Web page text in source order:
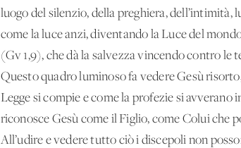
luogo del silenzio, della preghiera,
come la luce anzi, diventando la Luce del
(Gv 1,9), che dà la salvezza vincendo contro le
Questo quadro luminoso fa vedere Gesù
Legge si compie e come la profezie si avverano
riconosce Gesù come il Figlio, come Colui che
All’udire e vedere tutto ciò i discepoli non